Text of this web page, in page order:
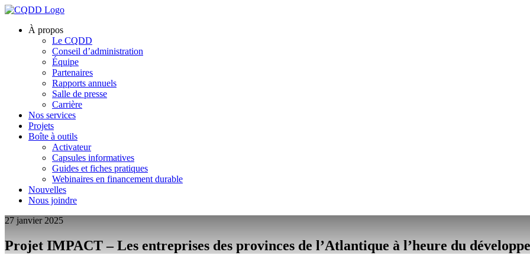
À propos
Le CQDD
Conseil d’administration
Équipe
Partenaires
Rapports annuels
Salle de presse
Carrière
Nos services
Projets
Boîte à outils
Activateur
Capsules informatives
Guides et fiches pratiques
Webinaires en financement durable
Nouvelles
Nous joindre
27 janvier 2025
Projet IMPACT – Les entreprises des provinces de l’Atlantique à l’heure du